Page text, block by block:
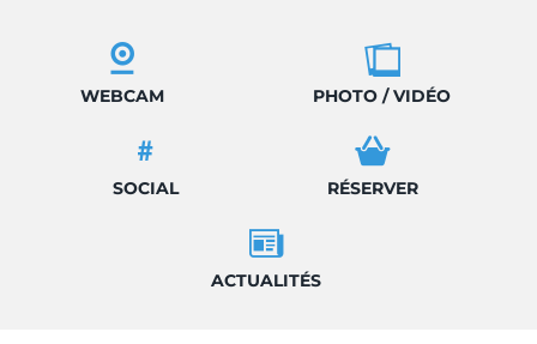
WEBCAM PHOTO / VIDÉO
SOCIAL RÉSERVER
ACTUALITÉS